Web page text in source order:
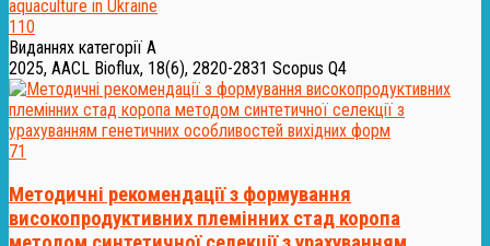
110
Виданнях категорії А
2025, AACL Bioflux, 18(6), 2820-2831 Scopus Q4
71
Методичні рекомендації з формування
високопродуктивних племінних стад коропа